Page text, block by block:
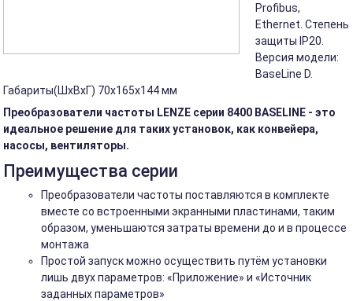
Profibus,
Ethernet. Степень
защиты IP20.
Версия модели:
BaseLine D.
Габариты(ШхВхГ) 70х165х144 мм
Преобразователи частоты LENZE серии 8400 BASELINE - это
идеальное решение для таких установок, как конвейера,
насосы, вентиляторы.
Преимущества серии
Преобразователи частоты поставляются в комплекте
вместе со встроенными экранными пластинами, таким
образом, уменьшаются затраты времени до и в процессе
монтажа
Простой запуск можно осуществить путём установки
лишь двух параметров: «Приложение» и «Источник
заданных параметров»